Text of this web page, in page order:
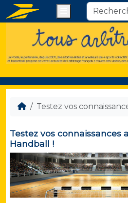
Testez vos
Testez vos connaissances
Handball !